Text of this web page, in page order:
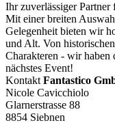
Ihr zuverlässiger
Mit einer breiten
Gelegenheit bieten wir
und Alt. Von
Charakteren - wir
nächstes Event!
Kontakt Fantastico
Nicole Cavicchiolo
Glarnerstrasse 88
8854 Siebnen